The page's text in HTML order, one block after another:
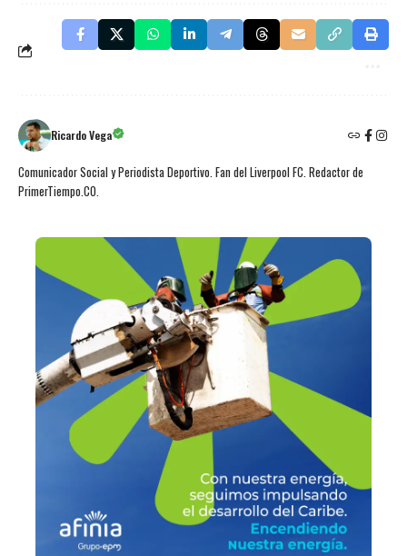
Ricardo Vega
Comunicador Social y Periodista Deportivo. Fan del Liverpool FC. Redactor de
PrimerTiempo.CO.